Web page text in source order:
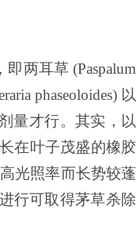
两耳草 (Paspalum
phaseoloides) 以
量才行。其实，以
在叶子茂盛的橡胶
光照率而长势较蓬
行可取得茅草杀除